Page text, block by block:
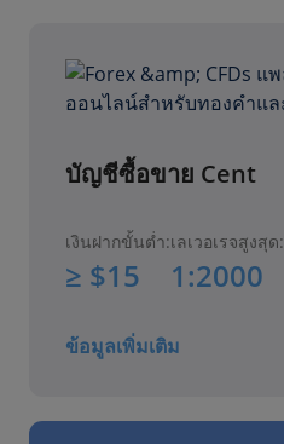
บัญชีซื้อขาย Cent
เงินฝากขั้นต่ำ:
≥ $15
เลเวอเรจสูงสุด:
1:2000
ข้อมูลเพิ่มเติม